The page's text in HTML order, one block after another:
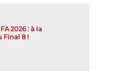
2026 : à la
Final 8 !